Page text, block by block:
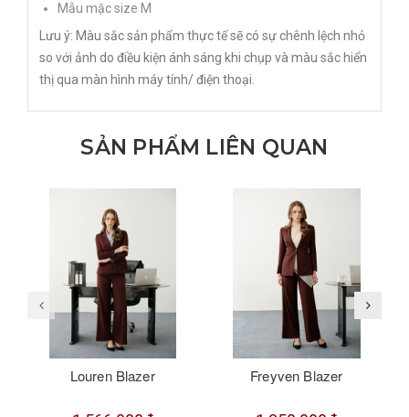
Mẫu mặc size M
Lưu ý: Màu sắc sản phẩm thực tế sẽ có sự chênh lệch nhỏ
so với ảnh do điều kiện ánh sáng khi chụp và màu sắc hiển
thị qua màn hình máy tính/ điện thoại.
SẢN PHẨM LIÊN QUAN
Louren Blazer Freyven Blazer